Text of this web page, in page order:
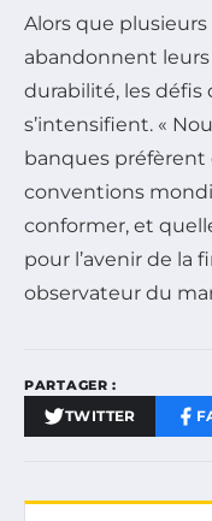
Alors que
abandonnent
durabilité, les défis
s’intensifient. «
banques préfèrent
conventions
conformer, et
pour l’avenir de la
observateur du
PARTAGER :
TWITTER